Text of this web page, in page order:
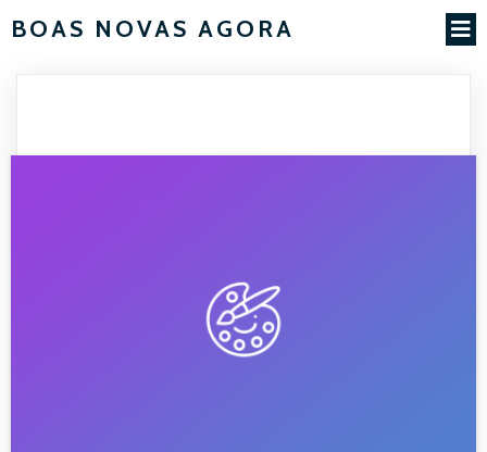
BOAS NOVAS AGORA